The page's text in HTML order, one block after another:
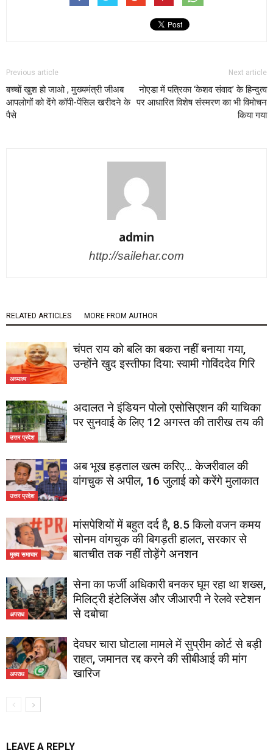
Previous article
बच्चों खुश हो जाओ , मुख्यमंत्री जीअब
आपलोगों को देंगे कॉपी-पेंसिल खरीदने के
पैसे
Next article
नोएडा में पत्रिका ‘केशव संवाद’ के हिन्दुत्व
पर आधारित विशेष संस्मरण का भी विमोचन
किया गया
admin
http://sailehar.com
RELATED ARTICLES MORE FROM AUTHOR
अध्यात्म
चंपत राय को बलि का बकरा नहीं बनाया गया,
उन्होंने खुद इस्तीफा दिया: स्वामी गोविंददेव गिरि
उत्तर प्रदेश
अदालत ने इंडियन पोलो एसोसिएशन की याचिका
पर सुनवाई के लिए 12 अगस्त की तारीख तय की
उत्तर प्रदेश
अब भूख हड़ताल खत्म करिए… केजरीवाल की
वांगचुक से अपील, 16 जुलाई को करेंगे मुलाकात
मुख्य समाचार
मांसपेशियों में बहुत दर्द है, 8.5 किलो वजन कमय
सोनम वांगचुक की बिगड़ती हालत, सरकार से
बातचीत तक नहीं तोड़ेंगे अनशन
अपराध
सेना का फर्जी अधिकारी बनकर घूम रहा था शख्स,
मिलिट्री इंटेलिजेंस और जीआरपी ने रेलवे स्टेशन
से दबोचा
अपराध
देवघर चारा घोटाला मामले में सुप्रीम कोर्ट से बड़ी
राहत, जमानत रद्द करने की सीबीआई की मांग
खारिज
LEAVE A REPLY